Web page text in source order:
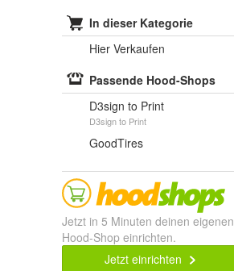
In dieser Kategorie
Hier Verkaufen
Passende Hood-Shops
D3sign to Print
D3sign to Print
GoodTires
Jetzt in 5 Minuten deinen eigenen
Hood-Shop einrichten.
Jetzt einrichten